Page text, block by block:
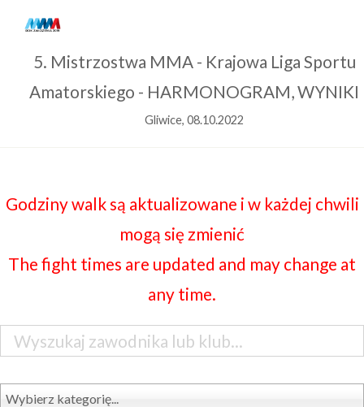
5. Mistrzostwa MMA - Krajowa Liga Sportu
Amatorskiego - HARMONOGRAM, WYNIKI
Gliwice, 08.10.2022
Godziny walk są aktualizowane i w każdej chwili
mogą się zmienić
The fight times are updated and may change at
any time.
Wybierz kategorię...